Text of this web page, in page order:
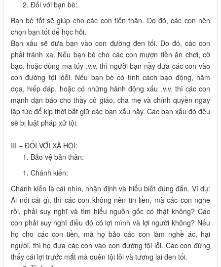
Đối với bạn bè:
Bạn bè tốt sẽ giúp cho các con tiến thân. Do đó, các con nên
chọn bạn tốt để học hỏi.
Bạn xấu sẽ đưa bạn vào con đường đen tối. Do đó, các con
phải tránh xa. Nếu bạn bè cho các con mượn tiền ăn chơi, cờ
bạc, hoặc dùng ma túy .v.v. thì người bạn nầy đưa các con vào
con đường tội lôỗi. Nếu bạn bè có tính cách bạo động, hăm
dọa, hiếp đáp, hoặc có những hành động xấu .v.v. thì các con
mạnh dạn báo cho thầy cô giáo, cha mẹ và chính quyền ngay
lập tức để kịp thời bắt giữ các bạn xấu nầy. Các bạn xấu đó đều
sẽ bị luật pháp xử tội.
III – ĐỐI VỚI XÃ HỘI:
Bảo vệ bản thân:
Chánh kiến:
Chánh kiến là cái nhìn, nhận định và hiểu biết đúng đắn. Ví dụ:
Ai nói cái gì, thì các con không nên tin liền, mà các con nghe
rồi, phải suy nghĩ và tìm hiểu nguồn gốc có thật không? Các
con phải suy nghĩ điều đó có lợi mình và lợi người không? Nếu
họ cho các con tiền, mà họ bảo các con làm nghề ác, hại
người, thì họ đưa các con vào con đường tội lỗi. Các con đừng
thấy cái lợi trước mắt mà quên tội lỗi và tương lai đen tối.